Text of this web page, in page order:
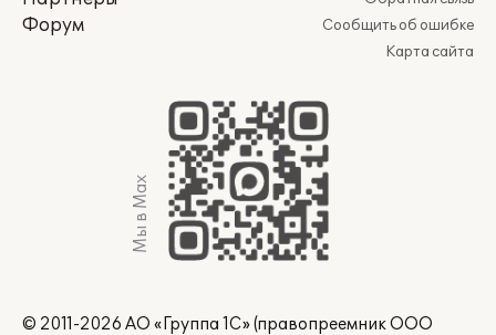
Форум
Сообщить об ошибке
Карта сайта
Мы в Max
© 2011-2026 АО «Группа 1С» (правопреемник ООО